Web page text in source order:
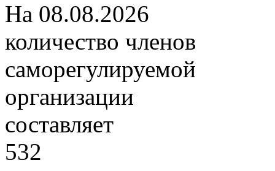
На 08.08.2026
количество членов
саморегулируемой
организации
составляет
532